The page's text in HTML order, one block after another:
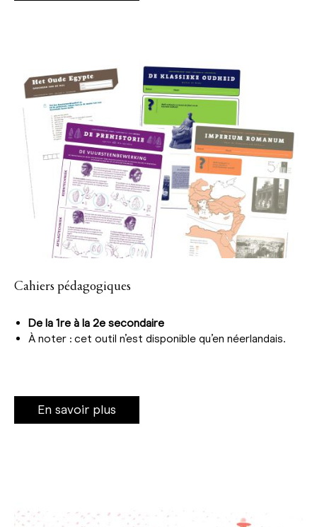
Cahiers pédagogiques
De la 1re à la 2e secondaire
À noter : cet outil n’est disponible qu’en néerlandais.
En savoir plus